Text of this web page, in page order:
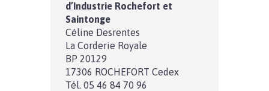
d’Industrie Rochefort et
Saintonge
Céline Desrentes
La Corderie Royale
BP 20129
17306 ROCHEFORT Cedex
Tél. 05 46 84 70 96